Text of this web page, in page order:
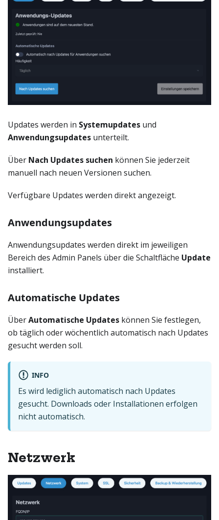
Updates werden in Systemupdates und
Anwendungsupdates unterteilt.
Über Nach Updates suchen können Sie jederzeit
manuell nach neuen Versionen suchen.
Verfügbare Updates werden direkt angezeigt.
Anwendungsupdates
Anwendungsupdates werden direkt im jeweiligen
Bereich des Admin Panels über die Schaltfläche Update
installiert.
Automatische Updates
ÜberAutomatische Updates können Sie festlegen,
ob täglich oder wöchentlich automatisch nach Updates
gesucht werden soll.
INFO
Es wird lediglich automatisch nach Updates
gesucht. Downloads oder Installationen erfolgen
nicht automatisch.
Netzwerk